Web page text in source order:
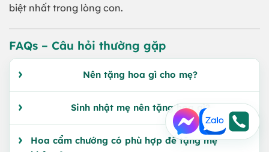
biệt nhất trong lòng con.
FAQs – Câu hỏi thường gặp
Nên tặng hoa gì cho mẹ?
Sinh nhật mẹ nên tặng hoa gì?
Hoa cẩm chướng có phù hợp để tặng mẹ